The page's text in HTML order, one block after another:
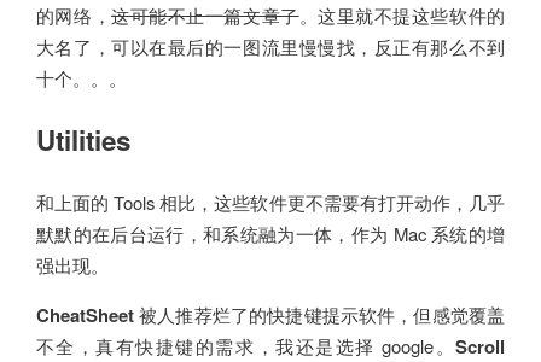
的网络，这可能不止一篇文章了。这里就不提这些软件的
大名了，可以在最后的一图流里慢慢找，反正有那么不到
十个。。。
Utilities
和上面的 Tools 相比，这些软件更不需要有打开动作，几乎
默默的在后台运行，和系统融为一体，作为 Mac 系统的增
强出现。
CheatSheet被人推荐烂了的快捷键提示软件，但感觉覆盖
不全，真有快捷键的需求，我还是选择 google。Scroll